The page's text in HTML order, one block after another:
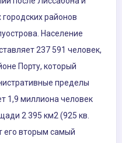
районов
Население
237 591 человек,
Порту, который
пределы
1,9 миллиона человек
2 395 км2 (925 кв.
его вторым самый